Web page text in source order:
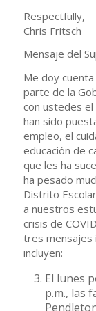
Respectfully,
Chris Fritsch
Mensaje del
Me doy
parte de la
con ustedes el
han sido
empleo, el
educación de
que les ha
ha pesado
Distrito
a nuestros
crisis de
tres mensajes
incluyen:
El lunes
p.m., las